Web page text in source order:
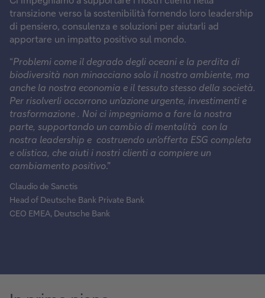
transizione verso la sostenibilità fornendo loro leadership
di pensiero, consulenza e soluzioni per aiutarli ad
apportare un impatto positivo sul mondo.
“Problemi come il degrado degli oceani e la perdita di
biodiversità non minacciano solo il nostro ambiente, ma
anche la nostra economia e il tessuto stesso della società.
Per risolverli occorrono un'azione urgente, investimenti e
trasformazione . Noi ci impegniamo a fare la nostra
parte, supportando un cambio di mentalità con la
nostra leadership e costruendo un'offerta ESG completa
e olistica, che aiuti i nostri clienti a compiere un
cambiamento positivo."
Claudio de Sanctis
Head of Deutsche Bank Private Bank
CEO EMEA, Deutsche Bank